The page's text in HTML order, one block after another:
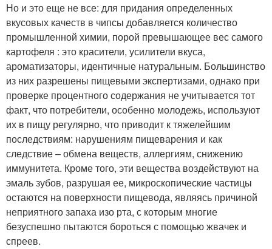
Но и это еще не все: для придания определенных
вкусовых качеств в чипсы добавляется количество
промышленной химии, порой превышающее вес самого
картофеля : это красители, усилители вкуса,
ароматизаторы, идентичные натуральным. Большинство
из них разрешены пищевыми экспертизами, однако при
проверке процентного содержания не учитывается тот
факт, что потребители, особенно молодежь, используют
их в пищу регулярно, что приводит к тяжелейшим
последствиям: нарушениям пищеварения и как
следствие – обмена веществ, аллергиям, снижению
иммунитета. Кроме того, эти вещества воздействуют на
эмаль зубов, разрушая ее, микроскопические частицы
остаются на поверхности пищевода, являясь причиной
неприятного запаха изо рта, с которым многие
безуспешно пытаются бороться с помощью жвачек и
спреев.